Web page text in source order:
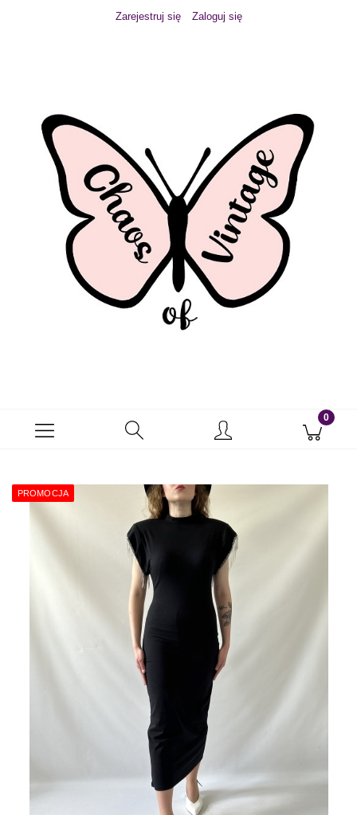
Zarejestruj się Zaloguj się
PROMOCJA